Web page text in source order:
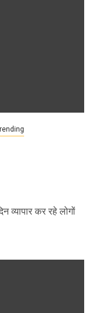
व्यापार कर रहे लोगों